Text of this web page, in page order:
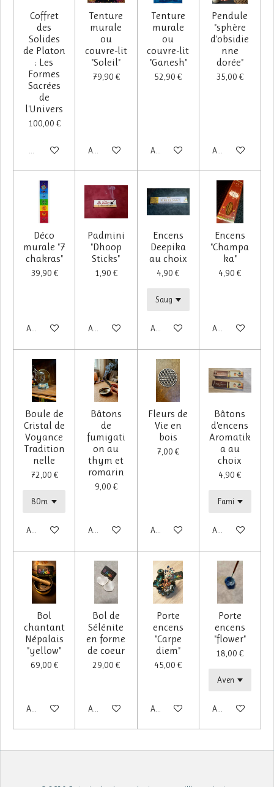
Coffret
des
Solides
de Platon
: Les
Formes
Sacrées
de
l'Univers
100,00 €
M'avertir si disponible
Tenture
murale
ou
couvre-lit
"Soleil"
79,90 €
Ajouter au panier
Tenture
murale
ou
couvre-lit
"Ganesh"
52,90 €
Ajouter au panier
Pendule
"sphère
d'obsidie
nne
dorée"
35,00 €
Ajouter au panier
Déco
murale "7
chakras"
39,90 €
Ajouter au panier
Padmini
"Dhoop
Sticks"
1,90 €
Ajouter au panier
Encens
Deepika
au choix
4,90 €
Ajouter au panier
Encens
"Champa
ka"
4,90 €
Ajouter au panier
Boule de
Cristal de
Voyance
Tradition
nelle
72,00 €
Ajouter au panier
Bâtons
de
fumigati
on au
thym et
romarin
9,00 €
Ajouter au panier
Fleurs de
Vie en
bois
7,00 €
Ajouter au panier
Bâtons
d'encens
Aromatik
a au
choix
4,90 €
Ajouter au panier
Bol
chantant
Népalais
"yellow"
69,00 €
Ajouter au panier
Bol de
Sélénite
en forme
de coeur
29,00 €
Ajouter au panier
Porte
encens
"Carpe
diem"
45,00 €
Ajouter au panier
Porte
encens
"flower"
18,00 €
Ajouter au panier